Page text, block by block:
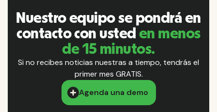
Nuestro equipo se pondrá en
contacto con usteden menos
de 15 minutos.
Si no recibes noticias nuestras a tiempo, tendrás el
primer mes GRATIS.
Agenda una demo